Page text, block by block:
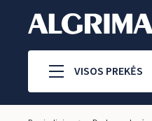
VISOS PREKĖS